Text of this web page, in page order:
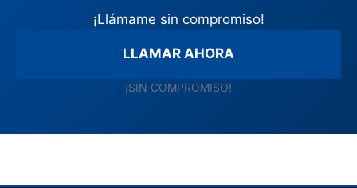
¡Llámame sin compromiso!
LLAMAR AHORA
¡SIN COMPROMISO!